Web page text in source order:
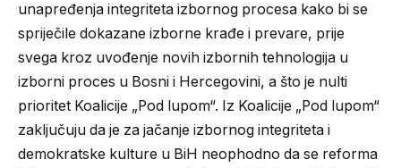
unapređenja integriteta izbornog procesa kako bi se
spriječile dokazane izborne krađe i prevare, prije
svega kroz uvođenje novih izbornih tehnologija u
izborni proces u Bosni i Hercegovini, a što je nulti
prioritet Koalicije „Pod lupom“. Iz Koalicije „Pod lupom“
zaključuju da je za jačanje izbornog integriteta i
demokratske kulture u BiH neophodno da se reforma